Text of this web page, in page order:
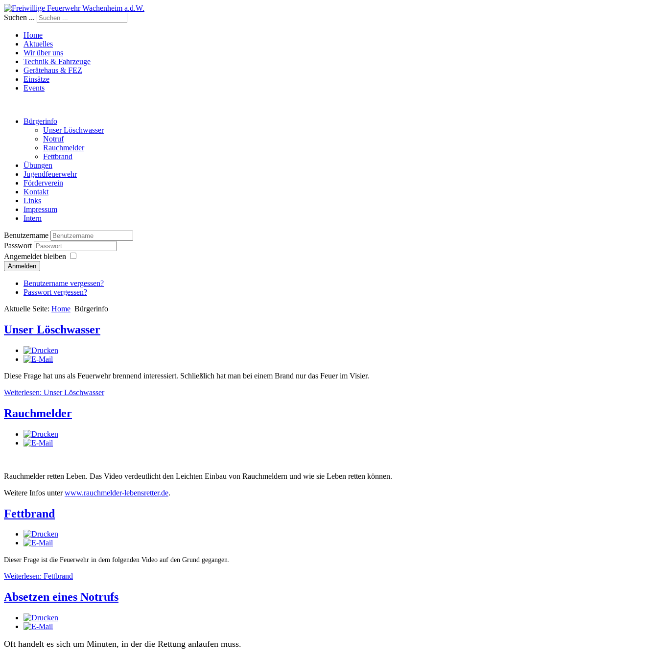
Suchen ...
Home
Aktuelles
Wir über uns
Technik & Fahrzeuge
Gerätehaus & FEZ
Einsätze
Events
Bürgerinfo
Unser Löschwasser
Notruf
Rauchmelder
Fettbrand
Übungen
Jugendfeuerwehr
Förderverein
Kontakt
Links
Impressum
Intern
Benutzername
Passwort
Angemeldet bleiben
Anmelden
Benutzername vergessen?
Passwort vergessen?
Aktuelle Seite: Home Bürgerinfo
Unser Löschwasser
Diese Frage hat uns als Feuerwehr brennend interessiert. Schließlich hat man bei einem Brand nur das Feuer im Visier.
Weiterlesen: Unser Löschwasser
Rauchmelder
Rauchmelder retten Leben. Das Video verdeutlicht den Leichten Einbau von Rauchmeldern und wie sie Leben retten können.
Weitere Infos unterwww.rauchmelder-lebensretter.de.
Fettbrand
Dieser Frage ist die Feuerwehr in dem folgenden Video auf den Grund gegangen.
Weiterlesen: Fettbrand
Absetzen eines Notrufs
Oft handelt es sich um Minuten, in der die Rettung anlaufen muss.